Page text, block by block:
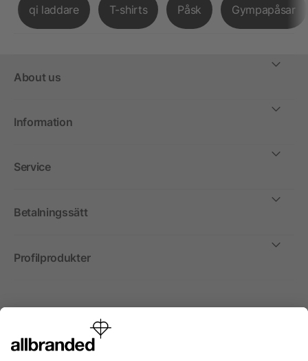
qi laddare T-shirts Påsk Gympapåsar
About us
Information
Service
Betalningssätt
Profilprodukter
Internationellt